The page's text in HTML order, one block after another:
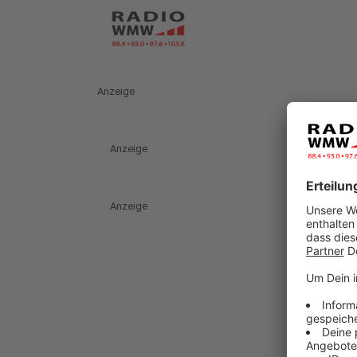
Anzeige
Anzeige
Anzeige